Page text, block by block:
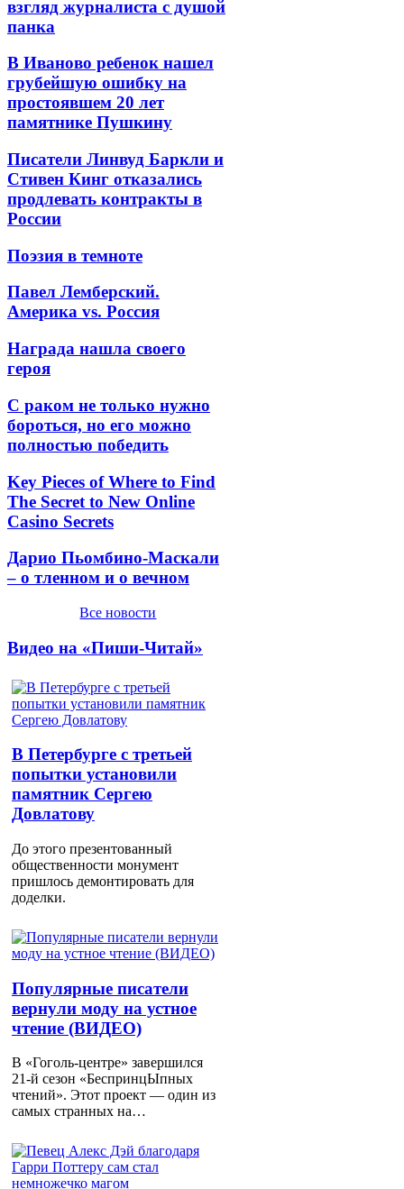
взгляд журналиста с душой
панка
В Иваново ребенок нашел
грубейшую ошибку на
простоявшем 20 лет
памятнике Пушкину
Писатели Линвуд Баркли и
Стивен Кинг отказались
продлевать контракты в
России
Поэзия в темноте
Павел Лемберский.
Америка vs. Россия
Награда нашла своего
героя
С раком не только нужно
бороться, но его можно
полностью победить
Key Pieces of Where to Find
The Secret to New Online
Casino Secrets
Дарио Пьомбино-Маскали
– о тленном и о вечном
Все новости
Видео на «Пиши-Читай»
В Петербурге с третьей
попытки установили
памятник Сергею
Довлатову
До этого презентованный
общественности монумент
пришлось демонтировать для
доделки.
Популярные писатели
вернули моду на устное
чтение (ВИДЕО)
В «Гоголь-центре» завершился
21-й сезон «БеспринцЫпных
чтений». Этот проект — один из
самых странных на…